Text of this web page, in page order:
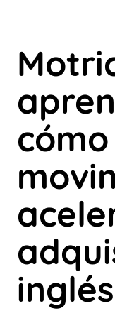
inglés